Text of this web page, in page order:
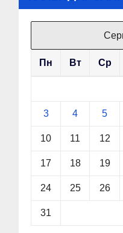
Пн Вт Ср
3 4 5
10 11 12
17 18 19
24 25 26
31